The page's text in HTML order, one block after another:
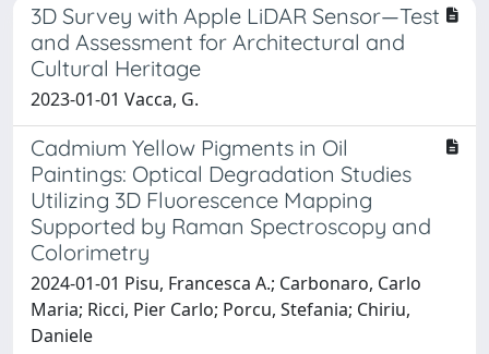
3D Survey with Apple LiDAR Sensor—Test
and Assessment for Architectural and
Cultural Heritage
2023-01-01 Vacca, G.
Cadmium Yellow Pigments in Oil
Paintings: Optical Degradation Studies
Utilizing 3D Fluorescence Mapping
Supported by Raman Spectroscopy and
Colorimetry
2024-01-01 Pisu, Francesca A.; Carbonaro, Carlo
Maria; Ricci, Pier Carlo; Porcu, Stefania; Chiriu,
Daniele